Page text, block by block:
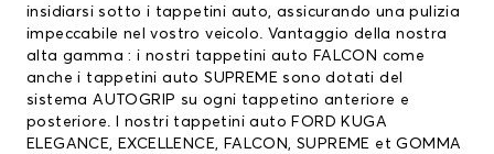
insidiarsi sotto i tappetini auto, assicurando una pulizia
impeccabile nel vostro veicolo. Vantaggio della nostra
alta gamma : i nostri tappetini auto FALCON come
anche i tappetini auto SUPREME sono dotati del
sistema AUTOGRIP su ogni tappetino anteriore e
posteriore. I nostri tappetini auto FORD KUGA
ELEGANCE, EXCELLENCE, FALCON, SUPREME et GOMMA